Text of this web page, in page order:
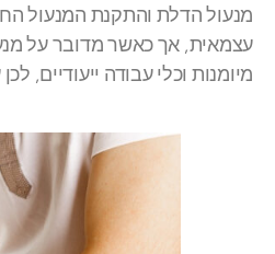
מנעול הדלת והתקנת המנעול
עצמאית, אך כאשר מדובר על
מיומנות וכלי עבודה ייעודיים,